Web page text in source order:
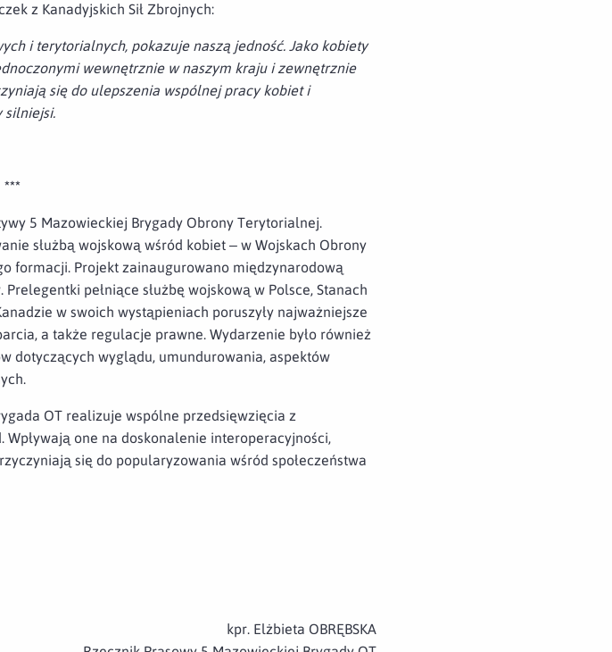
z Kanadyjskich Sił Zbrojnych:
i terytorialnych, pokazuje naszą jedność. Jako kobiety
wewnętrznie w naszym kraju i zewnętrznie
się do ulepszenia wspólnej pracy kobiet i
silniejsi.
***
5 Mazowieckiej Brygady Obrony Terytorialnej.
służbą wojskową wśród kobiet – w Wojskach Obrony
formacji. Projekt zainaugurowano międzynarodową
pełniące służbę wojskową w Polsce, Stanach
w swoich wystąpieniach poruszyły najważniejsze
a także regulacje prawne. Wydarzenie było również
dotyczących wyglądu, umundurowania, aspektów
OT realizuje wspólne przedsięwzięcia z
one na doskonalenie interoperacyjności,
się do popularyzowania wśród społeczeństwa
kpr. Elżbieta OBRĘBSKA